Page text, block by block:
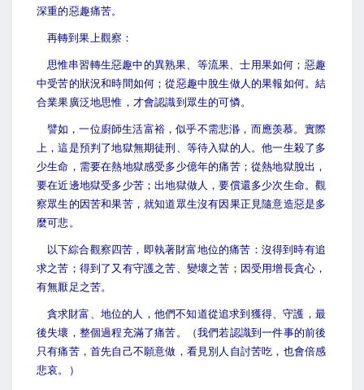
深重的惡趣痛苦。
再轉到果上觀察：
思惟串習轉生惡趣中的異熟果、等流果、士用果如何；惡趣
中受苦的狀況和時間如何；從惡趣中脫生做人的果報如何。結
合業果廣泛地思惟，才會認識到眾生的可憐。
譬如，一位廚師生活富裕，似乎不需悲湣，而應羡慕。實際
上，這是預判了地獄無期徒刑、等待入獄的人。他一生殺了多
少生命，需要在熱地獄感受多少億年的痛苦；從熱地獄脫出，
要在近邊地獄受多少苦；出地獄做人，要償還多少次生命。觀
察眾生的因苦和果苦，就知道眾生沒有因果正見隨意造惡是多
麼可悲。
以下綜合觀察四苦，即執著財富地位的痛苦：沒得到時有追
求之苦；得到了又有守護之苦、變壞之苦；因受用增長貪心，
有無厭足之苦。
貪求財富、地位的人，他們不知道從追求到獲得、守護，最
後失壞，整個過程充滿了痛苦。（我們若認識到一件事的前後
只有痛苦，首先自己不願意做，看見別人自討苦吃，也會倍感
悲哀。）